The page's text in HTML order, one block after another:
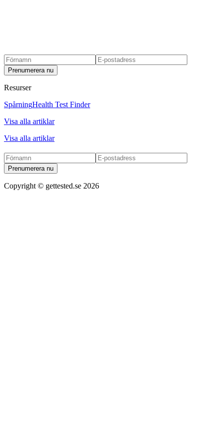
Prenumerera nu
Resurser
SpårningHealth Test Finder
Visa alla artiklar
Visa alla artiklar
Prenumerera nu
Copyright © gettested.se 2026